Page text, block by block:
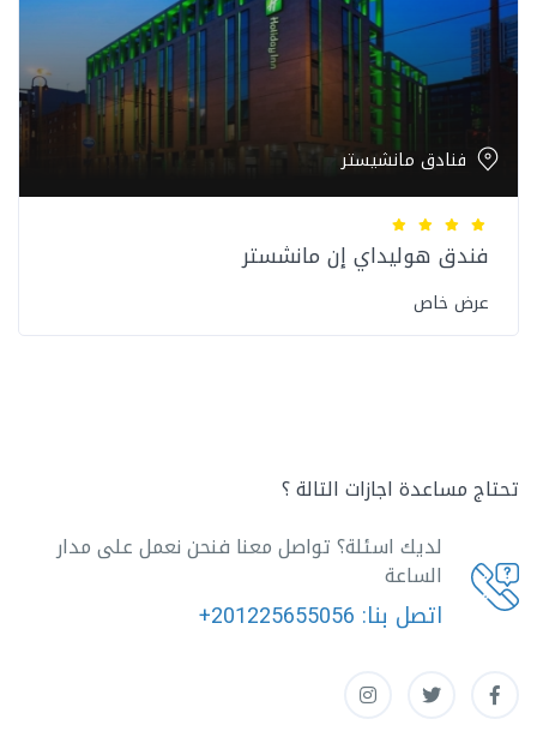
فنادق مانشيستر
فندق هوليداي إن مانشستر
عرض خاص
تحتاج مساعدة اجازات التالة ؟
لديك اسئلة؟ تواصل معنا فنحن نعمل على مدار
الساعة
اتصل بنا: +201225655056